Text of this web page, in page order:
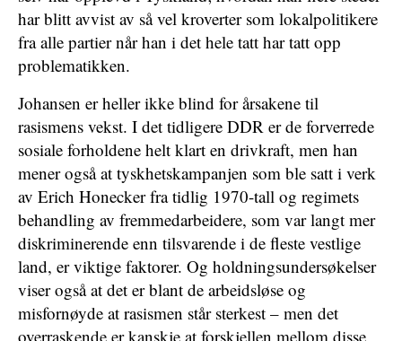
har blitt avvist av så vel kroverter som lokalpolitikere
fra alle partier når han i det hele tatt har tatt opp
problematikken.
Johansen er heller ikke blind for årsakene til
rasismens vekst. I det tidligere DDR er de forverrede
sosiale forholdene helt klart en drivkraft, men han
mener også at tyskhetskampanjen som ble satt i verk
av Erich Honecker fra tidlig 1970-tall og regimets
behandling av fremmedarbeidere, som var langt mer
diskriminerende enn tilsvarende i de fleste vestlige
land, er viktige faktorer. Og holdningsundersøkelser
viser også at det er blant de arbeidsløse og
misfornøyde at rasismen står sterkest – men det
overraskende er kanskje at forskjellen mellom disse